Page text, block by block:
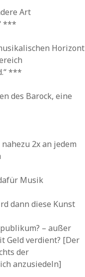
Art
***
Horizont
***
des Barock, eine
2x an jedem
Musik
dann diese Kunst
– außer
Geld verdient? [Der
der
anzusiedeln]